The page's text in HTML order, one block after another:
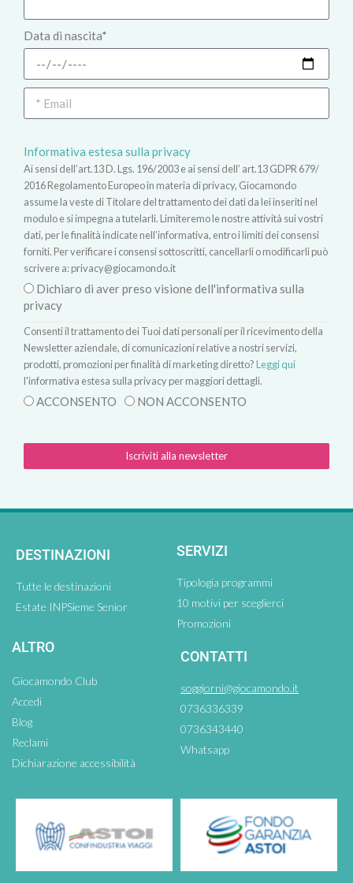
Data di nascita*
Informativa estesa sulla privacy
Ai sensi dell’art.13 D. Lgs. 196/2003 e ai sensi dell’ art.13 GDPR 679/
2016 Regolamento Europeo in materia di privacy, Giocamondo
assume la veste di Titolare del trattamento dei dati da lei inseriti nel
modulo e si impegna a tutelarli. Limiteremo le nostre attività sui vostri
dati, per le finalità indicate nell’informativa, entro i limiti dei consensi
forniti. Per verificare i consensi sottoscritti, cancellarli o modificarli può
scrivere a:privacy@giocamondo.it
Dichiaro di aver preso visione dell'informativa sulla
privacy
Consenti il trattamento dei Tuoi dati personali per il ricevimento della
Newsletter aziendale, di comunicazioni relative a nostri servizi,
prodotti, promozioni per finalità di marketing diretto?Leggi qui
l'informativa estesa sulla privacy per maggiori dettagli.
ACCONSENTO NON ACCONSENTO
Iscriviti alla newsletter
DESTINAZIONI
Tutte le destinazioni
Estate INPSieme Senior
SERVIZI
Tipologia programmi
10 motivi per sceglierci
Promozioni
ALTRO
Giocamondo Club
Accedi
Blog
Reclami
Dichiarazione accessibilità
CONTATTI
soggiorni@giocamondo.it
0736336339
0736343440
Whatsapp